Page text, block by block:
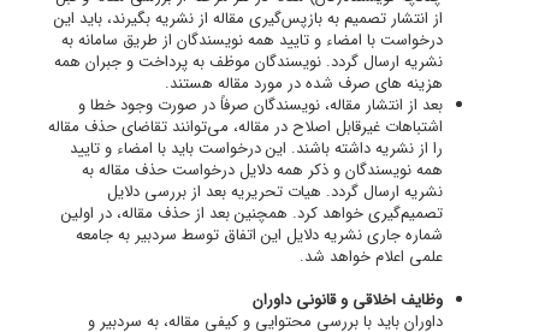
از انتشار تصمیم به بازپس‌گیری مقاله از نشریه بگیرند، باید این
درخواست با امضاء و تایید همه نویسندگان از طریق سامانه به
نشریه ارسال گردد. نویسندگان موظف به پرداخت و جبران همه
هزینه های صرف شده در مورد مقاله هستند.
بعد از انتشار مقاله، نویسندگان صرفاً در صورت وجود خطا و
اشتباهات غیرقابل اصلاح در مقاله، می‌توانند تقاضای حذف مقاله
را از نشریه داشته باشند. این درخواست باید با امضاء و تایید
همه نویسندگان و ذکر همه دلایل درخواست حذف مقاله به
نشریه ارسال گردد. هیات تحریریه بعد از بررسی دلایل
تصمیم‌گیری خواهد کرد. همچنین بعد از حذف مقاله، در اولین
شماره جاری نشریه دلایل این اتفاق توسط سردبیر به جامعه
علمی اعلام خواهد شد.
وظایف اخلاقی و قانونی داوران
داوران باید با بررسی محتوایی و کیفی مقاله، به سردبیر و